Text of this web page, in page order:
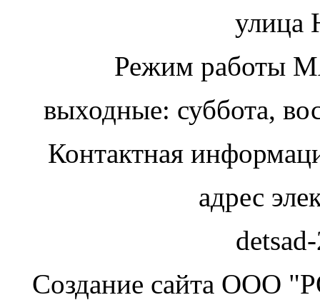
улица
Режим работы
выходные: суббота,
Контактная
адрес
Создание сайта ООО